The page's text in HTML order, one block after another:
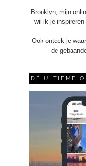
Brooklyn, mijn
wil ik je
Ook ontdek je
de
DÉ ULTIEME